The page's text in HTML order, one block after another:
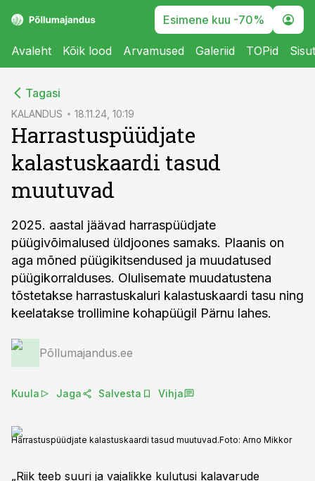
Esimene kuu -70%
Avaleht Kõik lood Arvamused Galeriid TOPid
Tagasi
KALANDUS 18.11.24, 10:19
Harrastuspüüdjate
kalastuskaardi tasud
muutuvad
2025. aastal jäävad harraspüüdjate
püügivõimalused üldjoones samaks. Plaanis on
aga mõned püügikitsendused ja muudatused
püügikorralduses. Olulisemate muudatustena
tõstetakse harrastuskaluri kalastuskaardi tasu ning
keelatakse trollimine kohapüügil Pärnu lahes.
Põllumajandus.ee
Kuula Jaga Salvesta Vihja
Harrastuspüüdjate kalastuskaardi tasud muutuvad.Foto: Arno Mikkor
„Riik teeb suuri ja vajalikke kulutusi kalavarude